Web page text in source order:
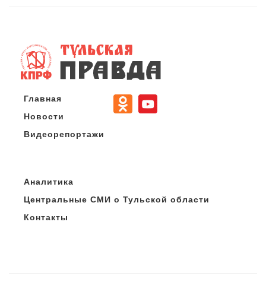
Главная
Новости
Видеорепортажи
Аналитика
Центральные СМИ о Тульской области
Контакты